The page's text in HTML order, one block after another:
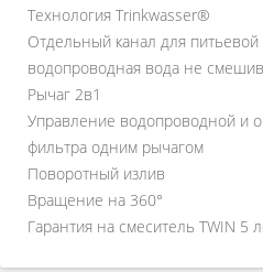
Технология Trinkwasser®
Отдельный канал для
водопроводная вода не
Рычаг 2в1
Управление водопроводной и
фильтра одним рычагом
Поворотный излив
Вращение на 360°
Гарантия на смеситель TWIN 5